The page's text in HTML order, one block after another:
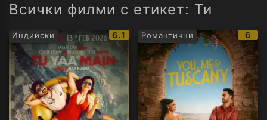
Всички филми с етикет: Ти
Индийски
IMDb
рейтинг:
6.1 Романтични 6